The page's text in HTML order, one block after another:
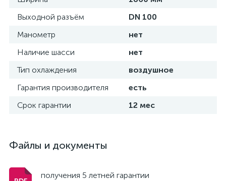
Выходной разъём
DN 100
Манометр
нет
Наличие шасси
нет
Тип охлаждения
воздушное
Гарантия производителя
есть
Срок гарантии
12 мес
Файлы и документы
получения 5 летней гарантии